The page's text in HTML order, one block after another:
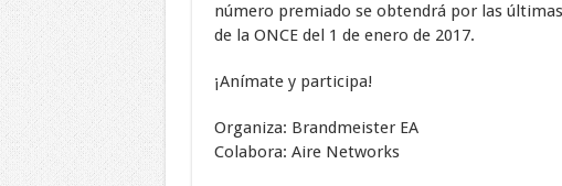
número premiado se obtendrá por las
de la ONCE del 1 de enero de 2017.
¡Anímate y participa!
Organiza: Brandmeister EA
Colabora: Aire Networks